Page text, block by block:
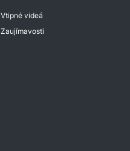
Vtipné videá
Zaujímavosti